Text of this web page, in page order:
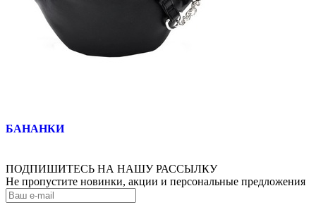
БАНАНКИ
ПОДПИШИТЕСЬ НА НАШУ РАССЫЛКУ
Не пропустите новинки, акции и персональные предложения